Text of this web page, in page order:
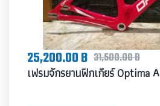
25,200.00 B 31,500.00 B
เฟรมจักรยานฟิกเกียร์ Optima